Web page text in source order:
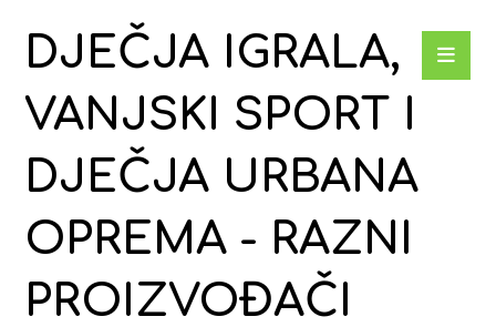
DJEČJA IGRALA,
VANJSKI SPORT I
DJEČJA URBANA
OPREMA - RAZNI
PROIZVOĐAČI